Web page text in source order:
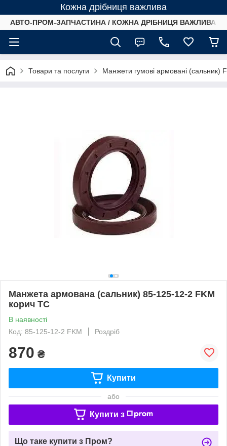
Кожна дрібниця важлива
АВТО-ПРОМ-ЗАПЧАСТИНА / КОЖНА ДРІБНИЦЯ ВАЖЛИВА /
Товари та послуги Манжети гумові армовані (сальник)
Манжета армована (сальник) 85-125-12-2 FKM
корич TC
В наявності
Код: 85-125-12-2 FKM
Роздріб
870 ₴
Купити
або
Купити з
Що таке купити з Пром?